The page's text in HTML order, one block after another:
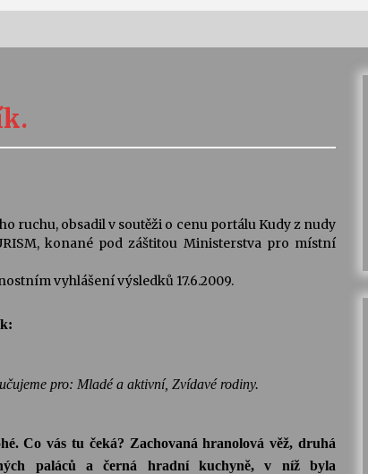
17. 7. 2026
3. 7. 2026
ruchu, obsadil v soutěži o cenu portálu Kudy z nudy
konané pod záštitou Ministerstva pro místní
vyhlášení výsledků 17.6.2009.
pro: Mladé a aktivní, Zvídavé rodiny.
Co vás tu čeká? Zachovaná hranolová věž, druhá
paláců a černá hradní kuchyně, v níž byla